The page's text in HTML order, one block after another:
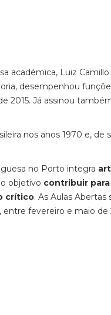
académica, Luiz Camillo
desempenhou
2015. Já assinou
nos anos 1970 e, de
no Porto integra
objetivo contribuir
crítico. As Aulas Abertas
entre fevereiro e maio de